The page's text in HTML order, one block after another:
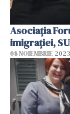
Asociația
imigrației,
08 NOIEMBRIE 2023